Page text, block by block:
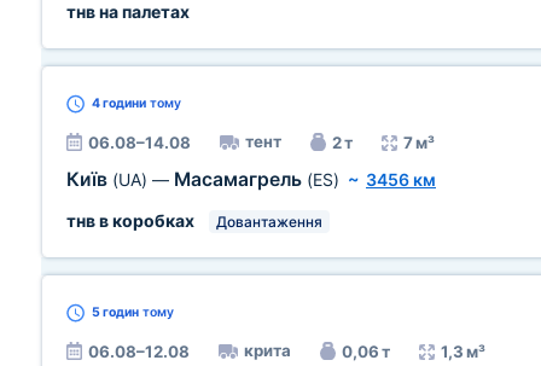
тнв на палетах
4 години тому
06.08–14.08 тент 2 т 7 м³
Київ (UA) — Масамагрель (ES) ~ 3456 км
тнв в коробках
Довантаження
5 годин тому
06.08–12.08 крита 0,06 т 1,3 м³